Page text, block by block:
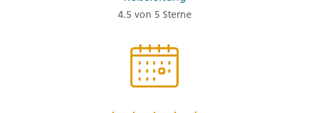
4.5 von 5 Sterne